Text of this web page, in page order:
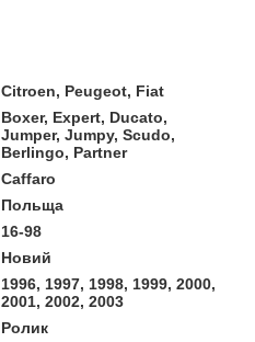
Citroen, Peugeot, Fiat
Boxer, Expert, Ducato,
Jumper, Jumpy, Scudo,
Berlingo, Partner
Caffaro
Польща
16-98
Новий
1996, 1997, 1998, 1999, 2000,
2001, 2002, 2003
Ролик